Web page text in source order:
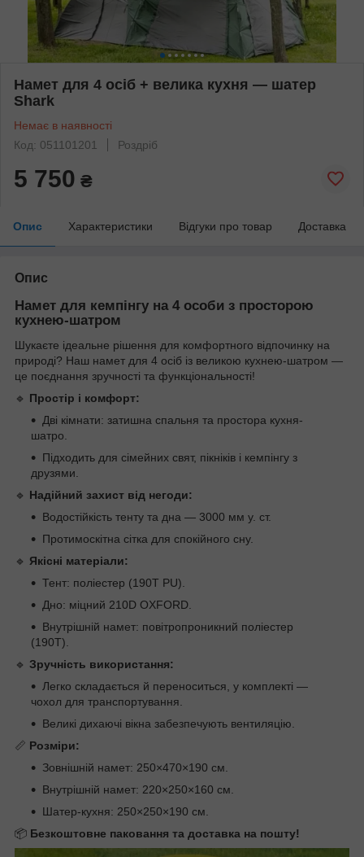
Намет для 4 осіб + велика кухня — шатер
Shark
Немає в наявності
Код: 051101201
Роздріб
5 750 ₴
Опис Характеристики Відгуки про товар Доставка
Опис
Намет для кемпінгу на 4 особи з просторою
кухнею-шатром
Шукаєте ідеальне рішення для комфортного відпочинку на
природі? Наш намет для 4 осіб із великою кухнею-шатром —
це поєднання зручності та функціональності!
🔹 Простір і комфорт:
Дві кімнати: затишна спальня та простора кухня-
шатро.
Підходить для сімейних свят, пікніків і кемпінгу з
друзями.
🔹 Надійний захист від негоди:
Водостійкість тенту та дна — 3000 мм у. ст.
Протимоскітна сітка для спокійного сну.
🔹 Якісні матеріали:
Тент: поліестер (190T PU).
Дно: міцний 210D OXFORD.
Внутрішній намет: повітропроникний поліестер
(190T).
🔹 Зручність використання:
Легко складається й переноситься, у комплекті —
чохол для транспортування.
Великі дихаючі вікна забезпечують вентиляцію.
📏 Розміри:
Зовнішній намет: 250×470×190 см.
Внутрішній намет: 220×250×160 см.
Шатер-кухня: 250×250×190 см.
📦 Безкоштовне паковання та доставка на пошту!